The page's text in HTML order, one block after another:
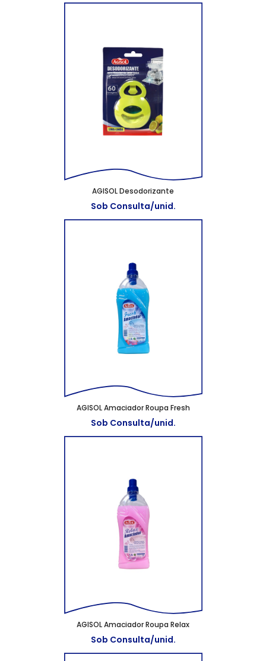
AGISOL Desodorizante
Sob Consulta/unid.
AGISOL Amaciador Roupa Fresh
Sob Consulta/unid.
AGISOL Amaciador Roupa Relax
Sob Consulta/unid.